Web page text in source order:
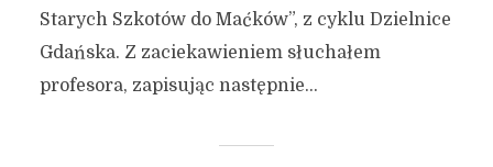
Starych Szkotów do Maćków”, z cyklu Dzielnice
Gdańska. Z zaciekawieniem słuchałem
profesora, zapisując następnie...